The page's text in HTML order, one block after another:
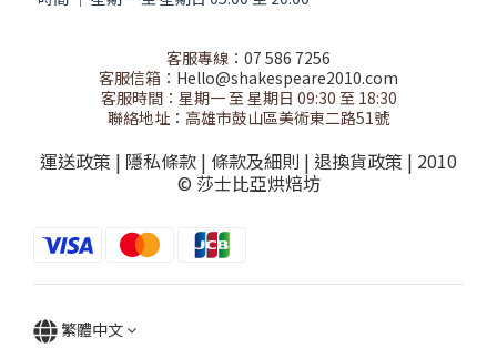
客服專線： 07 586 7256
客服信箱： Hello@shakespeare2010.com
客服時間：星期一 至 星期日 09:30 至 18:30
聯絡地址：高雄市鼓山區美術東二路51號
運送政策 | 隱私條款 | 條款及細則 | 退換貨政策 | 2010
© 莎士比亞烘焙坊
繁體中文